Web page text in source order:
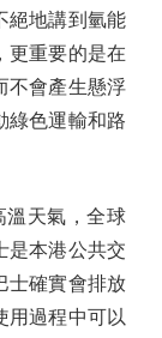
絕地講到氫能
更重要的是在
不會產生懸浮
綠色運輸和路
天氣，全球
是本港公共交
士確實會排放
用過程中可以